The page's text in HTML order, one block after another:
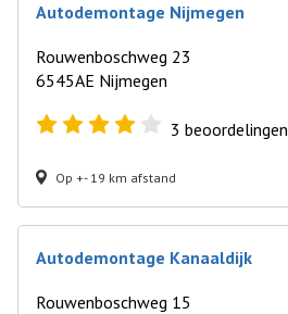
Autodemontage Nijmegen
Rouwenboschweg 23
6545AE Nijmegen
3 beoordelingen
Op +- 19 km afstand
Autodemontage Kanaaldijk
Rouwenboschweg 15